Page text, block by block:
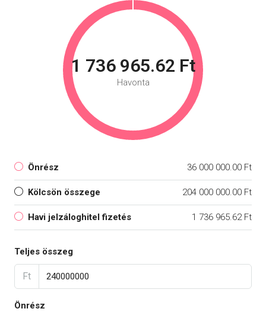
1 736 965.62 Ft
Havonta
Önrész 36 000 000.00 Ft
Kölcsön összege 204 000 000.00 Ft
Havi jelzáloghitel fizetés 1 736 965.62 Ft
Teljes összeg
Ft
Önrész